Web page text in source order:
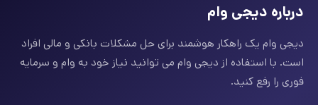
درباره دیجی وام
دیجی وام یک راهکار هوشمند برای حل مشکلات بانکی و مالی افراد
است. با استفاده از دیجی وام می توانید نیاز خود به وام و سرمایه
فوری را رفع کنید.